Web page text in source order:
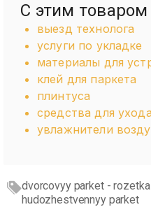
С этим
выезд технолога
услуги по укладке
материалы для
клей для паркета
плинтуса
средства для ухода
увлажнители
dvorcovyy parket -
hudozhestvennyy parket